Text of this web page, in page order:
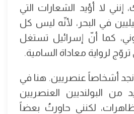
إنني لا أؤيد الشعارات التي
في البحر، لأنّه ليس كل
كما أنّ إسرائيل تستغل
لرواية معاداة السامية.
نجد أشخاصاً عنصريين. هنا في
من البولنديين العنصريين
لكنني حاورتُ بعضاً